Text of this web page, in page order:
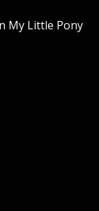
My Little Pony